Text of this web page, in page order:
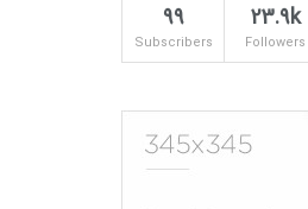
23.9k
Followers
99
Subscribers